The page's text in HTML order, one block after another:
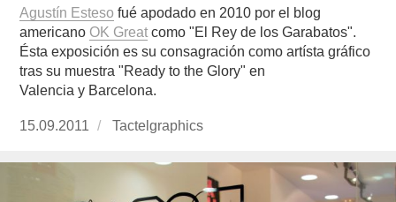
Agustín Esteso fué apodado en 2010 por el blog
americano OK Great como "El Rey de los Garabatos".
Ésta exposición es su consagración como artísta gráfico
tras su muestra "Ready to the Glory" en
Valencia y Barcelona.
Publicado
15.09.2011 https://www.experimenta.es/author/
Tactelgraphics